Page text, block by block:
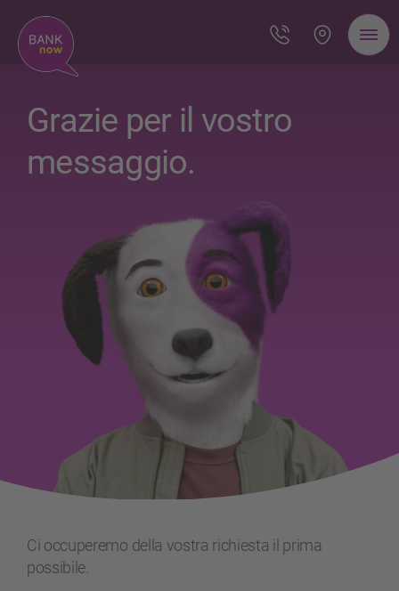
Grazie per il vostro
messaggio.
Ci occuperemo della vostra richiesta il prima
possibile.